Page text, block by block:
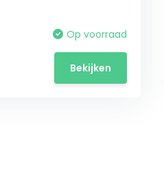
Op voorraad
Bekijken